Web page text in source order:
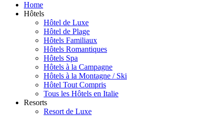
Home
Hôtels
Hôtel de Luxe
Hôtel de Plage
Hôtels Familiaux
Hôtels Romantiques
Hôtels Spa
Hôtels à la Campagne
Hôtels à la Montagne / Ski
Hôtel Tout Compris
Tous les Hôtels en Italie
Resorts
Resort de Luxe